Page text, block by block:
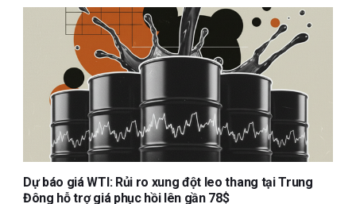
Dự báo giá WTI: Rủi ro xung đột leo thang tại Trung
Đông hỗ trợ giá phục hồi lên gần 78$